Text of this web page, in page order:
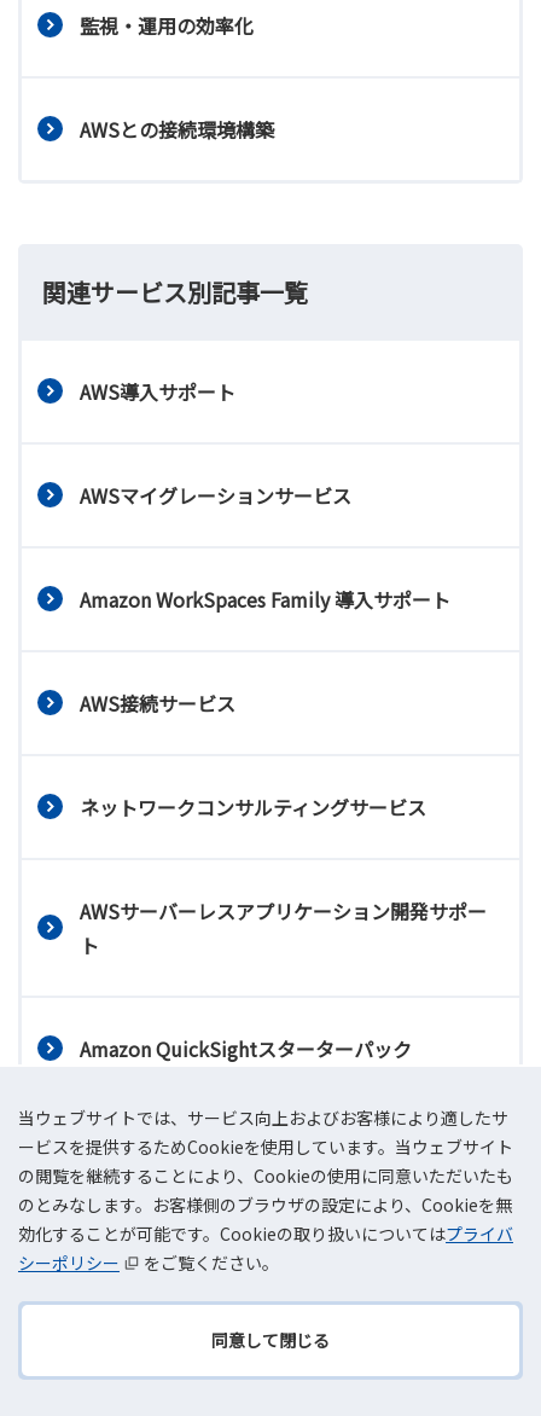
当ウェブサイトでは、サービス向上およびお客様により適したサ
ービスを提供するためCookieを使用しています。当ウェブサイト
の閲覧を継続することにより、Cookieの使用に同意いただいたも
のとみなします。お客様側のブラウザの設定により、Cookieを無
効化することが可能です。Cookieの取り扱いについてはプライバ
シーポリシー
をご覧ください。
同意して閉じる
監視・運用の効率化
AWSとの接続環境構築
関連サービス別記事一覧
AWS導入サポート
AWSマイグレーションサービス
Amazon WorkSpaces Family 導入サポート
AWS接続サービス
ネットワークコンサルティングサービス
AWSサーバーレスアプリケーション開発サポー
ト
Amazon QuickSightスターターパック
Amazon Connect導入サポート
ファイルサーバー導入サポート
戻る